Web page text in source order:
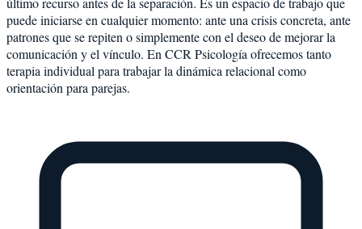
puede iniciarse en cualquier momento: ante una crisis concreta, ante
patrones que se repiten o simplemente con el deseo de mejorar la
comunicación y el vínculo. En CCR Psicología ofrecemos tanto
terapia individual para trabajar la dinámica relacional como
orientación para parejas.